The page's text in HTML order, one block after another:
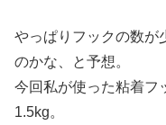
やっぱりフックの数が
のかな、と予想。
今回私が使った粘着フ
1.5kg。